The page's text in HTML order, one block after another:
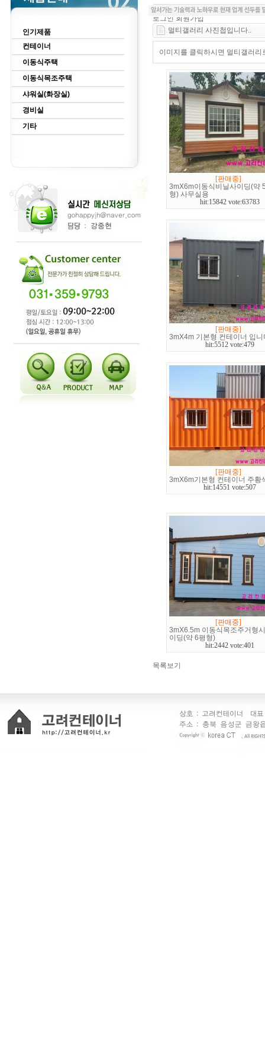
인기제품
컨테이너
이동식주택
이동식목조주택
샤워실(화장실)
경비실
기타
로그인 회원가입
멀티갤러리 사진첩입니다..
이미지를 클릭하시면 멀티갤러
[판매중]
3mX6m이동식비닐사이딩(약
형) 사무실용
hit:15842 vote:63783
[판매중]
3mX4m 기본형 컨테이너 입니
hit:5512 vote:479
[판매중]
3mX6m기본형 컨테이너 주황
hit:14551 vote:507
[판매중]
3mX6.5m 이동식목조주거형
이딩(약 6평형)
hit:2442 vote:401
목록보기